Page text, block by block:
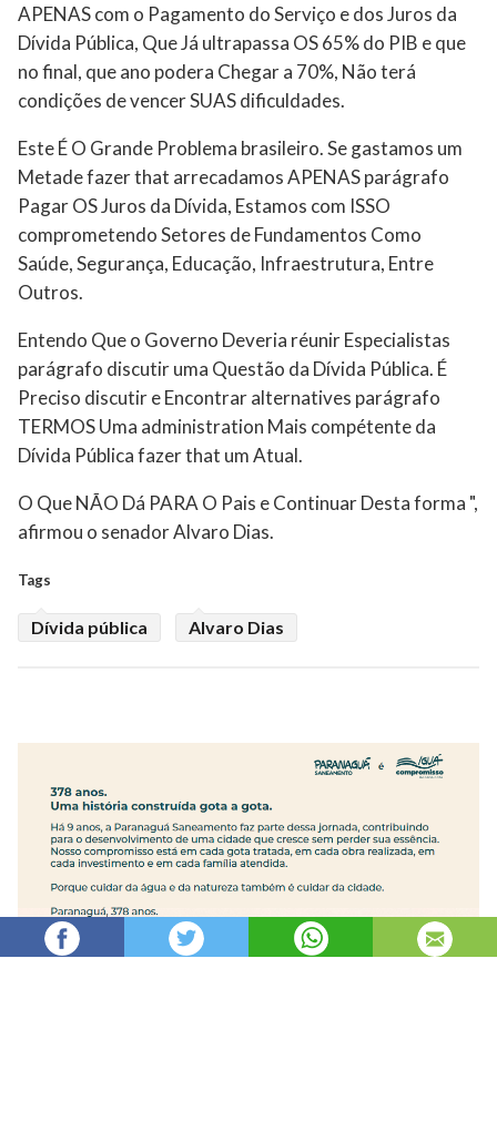
APENAS com o Pagamento do Serviço e dos Juros da
Dívida Pública, Que Já ultrapassa OS 65% do PIB e que
no final, que ano podera Chegar a 70%, Não terá
condições de vencer SUAS dificuldades.
Este É O Grande Problema brasileiro. Se gastamos um
Metade fazer that arrecadamos APENAS parágrafo
Pagar OS Juros da Dívida, Estamos com ISSO
comprometendo Setores de Fundamentos Como
Saúde, Segurança, Educação, Infraestrutura, Entre
Outros.
Entendo Que o Governo Deveria réunir Especialistas
parágrafo discutir uma Questão da Dívida Pública. É
Preciso discutir e Encontrar alternatives parágrafo
TERMOS Uma administration Mais compétente da
Dívida Pública fazer that um Atual.
O Que NÃO Dá PARA O Pais e Continuar Desta forma ",
afirmou o senador Alvaro Dias.
Tags
Dívida pública Alvaro Dias